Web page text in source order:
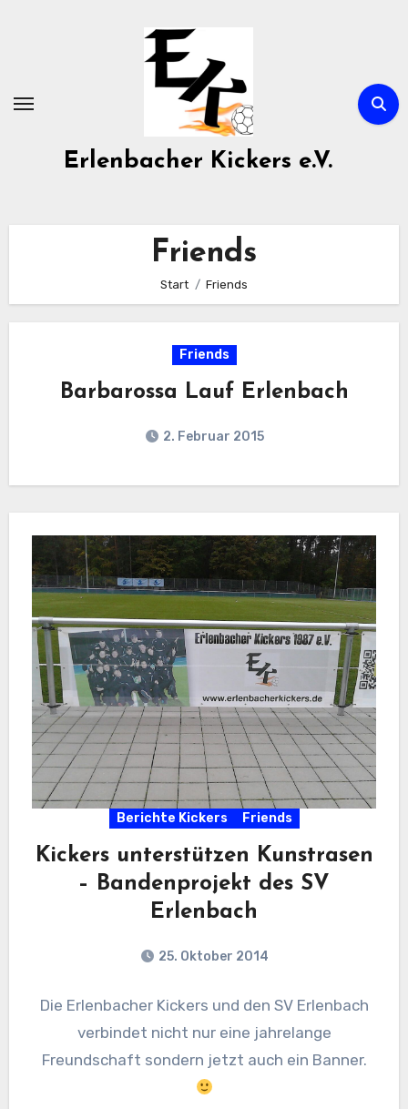
Erlenbacher Kickers e.V.
Friends
Start Friends
Friends
Barbarossa Lauf Erlenbach
2. Februar 2015
Berichte Kickers Friends
Kickers unterstützen Kunstrasen
– Bandenprojekt des SV
Erlenbach
25. Oktober 2014
Die Erlenbacher Kickers und den SV Erlenbach
verbindet nicht nur eine jahrelange